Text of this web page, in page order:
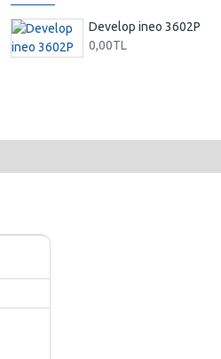
Develop ineo 3602P
0,00TL